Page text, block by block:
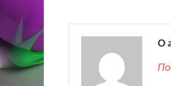
О